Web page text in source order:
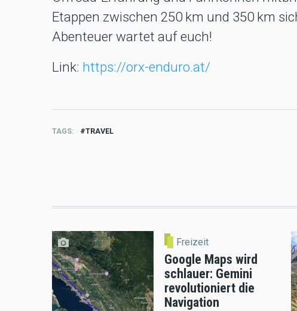
Etappen zwischen 250 km und 350 km
Abenteuer wartet auf euch!
Link: https://orx-enduro.at/
TAGS TRAVEL
Freizeit
Google Maps wird
schlauer: Gemini
revolutioniert die
Navigation